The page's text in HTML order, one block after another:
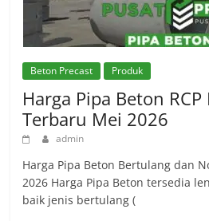
Beton Precast Produk
Harga Pipa Beton
Terbaru Mei 2026
admin
Harga Pipa Beton Bertulang dan
2026 Harga Pipa Beton tersedia
baik jenis bertulang (